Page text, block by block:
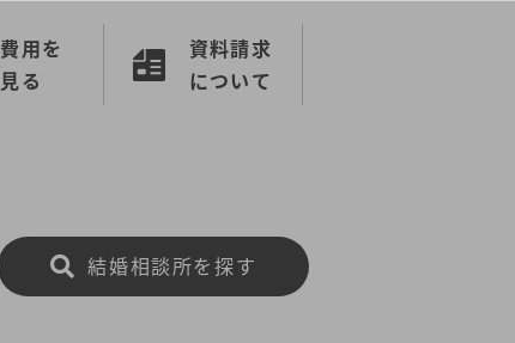
費用を
見る
資料請求
について
結婚相談所を探す